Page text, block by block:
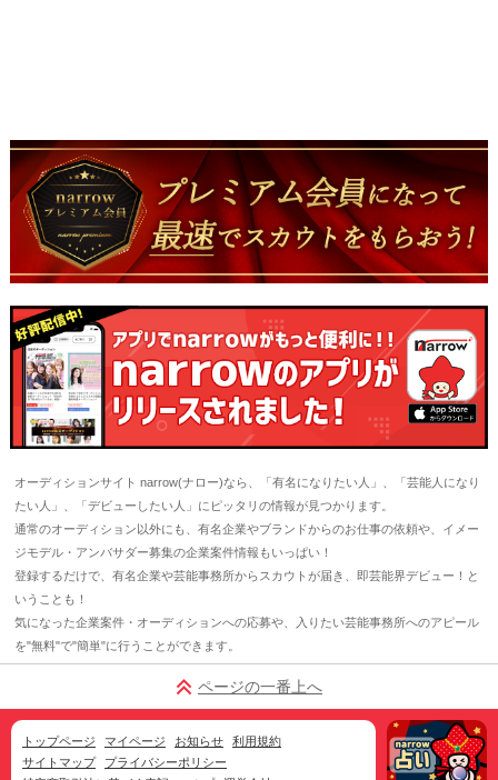
オーディションサイト narrow(ナロー)なら、「有名になりたい人」、「芸能人になり
たい人」、「デビューしたい人」にピッタリの情報が見つかります。
通常のオーディション以外にも、有名企業やブランドからのお仕事の依頼や、イメー
ジモデル・アンバサダー募集の企業案件情報もいっぱい！
登録するだけで、有名企業や芸能事務所からスカウトが届き、即芸能界デビュー！と
いうことも！
気になった企業案件・オーディションへの応募や、入りたい芸能事務所へのアピール
を"無料"で"簡単"に行うことができます。
ページの一番上へ
トップページ マイページ お知らせ
利用規約
サイトマップ
プライバシーポリシー